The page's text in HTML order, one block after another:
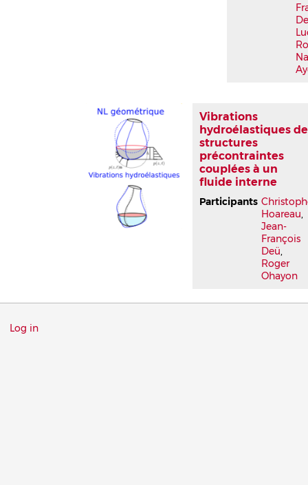
Vibrations
hydroélastiques de
structures
précontraintes
couplées à un
fluide interne
Participants
Hoareau,
Jean-
François
Deü,
Roger
Ohayon
Menu
Log in